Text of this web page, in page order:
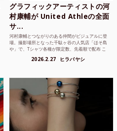
グラフィックアーティストの河
村康輔が United Athleの全面
サ...
河村康輔とつながりのある仲間がビジュアルに登
場。撮影場所となった千駄ヶ谷の人気店「ほそ島
や」で、Tシャツ各種が限定数、先着順で配布 こ
2026.2.27 ヒラバヤシ